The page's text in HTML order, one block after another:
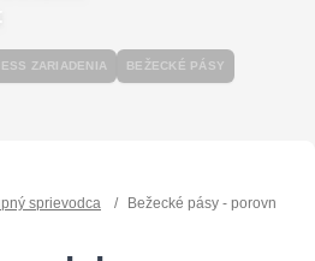
ZARIADENIA BEŽECKÉ PÁSY
sprievodca / Bežecké pásy - porovnanie